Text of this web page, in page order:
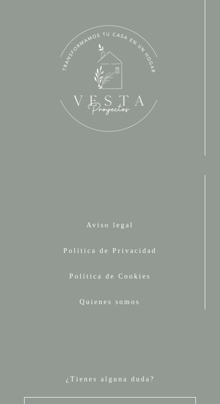
Aviso legal
Política de Privacidad
Política de Cookies
Quienes somos
¿Tienes alguna duda?